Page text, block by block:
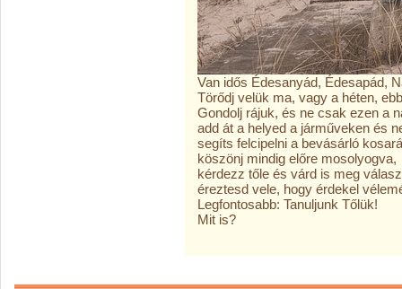
Van idős Édesanyád, Édesapád,
Törődj velük ma, vagy a héten,
Gondolj rájuk, és ne csak ezen a
add át a helyed a járműveken és
segíts felcipelni a bevásárló
köszönj mindig előre mosolyogva,
kérdezz tőle és várd is meg
éreztesd vele, hogy érdekel
Legfontosabb: Tanuljunk Tőlük!
Mit is?